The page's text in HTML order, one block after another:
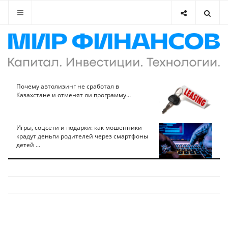
Почему автолизинг не сработал в
Казахстане и отменят ли программу...
Игры, соцсети и подарки: как мошенники
крадут деньги родителей через смартфоны
детей ...